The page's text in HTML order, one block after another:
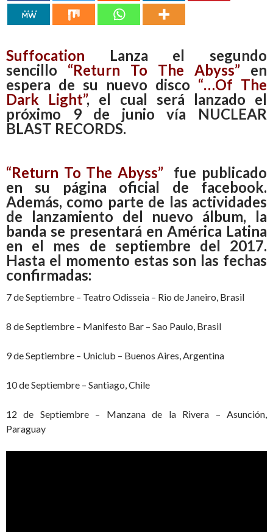
Suffocation
Lanza el segundo
sencillo
“Return To The Abyss” en
espera de su nuevo disco “…Of The
Dark Light”, el cual será lanzado el
próximo 9 de junio vía NUCLEAR
BLAST RECORDS.
“Return To The Abyss” fue publicado
en su página oficial de facebook.
Además, como parte de las actividades
de lanzamiento del nuevo álbum, la
banda se presentará en América Latina
en el mes de septiembre del 2017.
Hasta el momento estas son las fechas
confirmadas:
7 de Septiembre – Teatro Odisseia – Rio de Janeiro, Brasil
8 de Septiembre – Manifesto Bar – Sao Paulo, Brasil
9 de Septiembre – Uniclub – Buenos Aires, Argentina
10 de Septiembre – Santiago, Chile
12 de Septiembre – Manzana de la Rivera – Asunción,
Paraguay